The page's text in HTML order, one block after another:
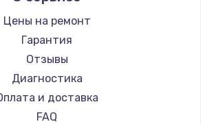
Заказать
шим-контроллера
3900 руб.
Заказать
BlackView
Amazon
Aquarius
Philips
Dell
HP
Цены на ремонт
Гарантия
Отзывы
Диагностика
и доставка
FAQ